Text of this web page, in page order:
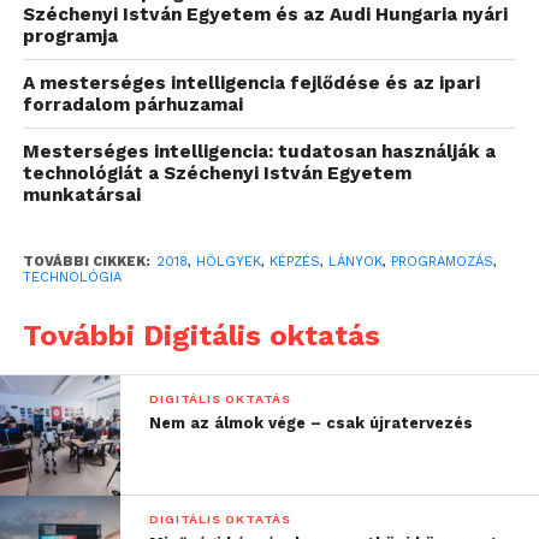
ismert Wi-Fi és e-mail. Ennek ellenére a nők és a
lányok még mindig jelentősen alulreprezentáltak a
műszaki, természettudományos, mérnöki és
matematikai (STEM – Science, Technology,
Engineering and Mathematics) oktatásban és
munkakörökben. A lányoknak világszerte csupán
35%-a tanul ilyen szakokon a felsőoktatásban, és
bátorítást ahhoz, hogy meg tudják szerezni az
ezekben a szektorokban sikeres karrierépítéshez
megváltoztatásához. ACode First: Girls
kezdeményezéssel együttműködve a Vodafone
#CodeLikeAGirl programja ötnapos kódolási
workshopokat kínál majd 14-18 éves lányok számára
működésének összes európai piacán, így
Széchenyi István Egyetem és az Audi Hungaria nyári
programja
A mesterséges intelligencia fejlődése és az ipari
forradalom párhuzamai
Mesterséges intelligencia: tudatosan használják a
technológiát a Széchenyi István Egyetem
munkatársai
TOVÁBBI CIKKEK: 2018, HÖLGYEK, KÉPZÉS, LÁNYOK, PROGRAMOZÁS,
TECHNOLÓGIA
További Digitális oktatás
DIGITÁLIS OKTATÁS
Nem az álmok vége – csak újratervezés
DIGITÁLIS OKTATÁS